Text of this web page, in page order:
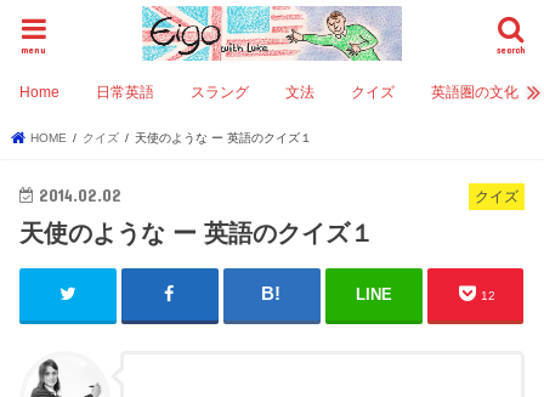
search
menu
Home 日常英語 スラング 文法 クイズ 英語圏の文化
HOME クイズ 天使のような ー 英語のクイズ１
クイズ
2014.02.02
天使のような ー 英語のクイズ１
LINE 12